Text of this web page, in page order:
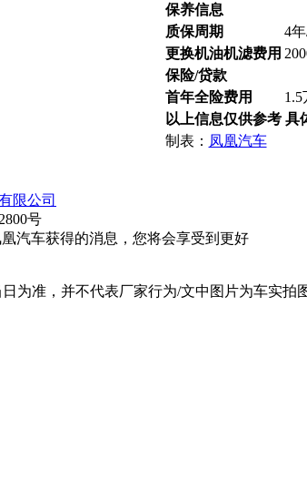
保养信息
质保周期
4
更换机油机滤费用
保险/贷款
首年全险费用
以上信息仅供参考 具
制表： 凤凰汽车
限公司
号
凰汽车获得的消息，您将会享受到更好
为准，并不代表厂家行为/文中图片为车实拍